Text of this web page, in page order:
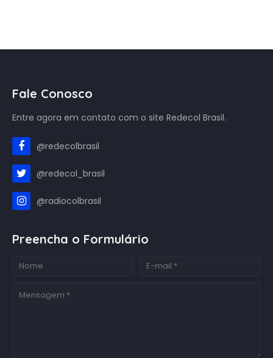
Fale Conosco
Entre agora em contato com o site Redecol Brasil.
@redecolbrasil
@redecol_brasil
@radiocolbrasil
Preencha o Formulário